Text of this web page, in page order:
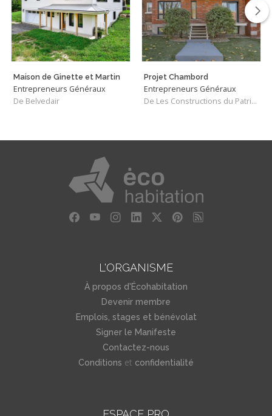
Maison de Ginette et Martin
Entrepreneurs Généraux
De Belvedair
Projet Chambord
Entrepreneurs Généraux
De Les Constructions du Patrimoine J.S. INC.
L'ORGANISME
À propos d'Écohabitation
Devenir membre
Emplois, stages et bénévolat
Signer le Manifeste
Contactez-nous
Conditions et confidentialité